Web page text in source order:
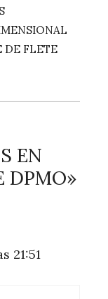
DE FLETE
EN
DPMO»
21:51